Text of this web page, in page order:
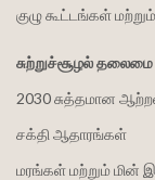
குழு கூட்டங்கள் மற்றும்
சுற்றுச்சூழல் தலைமை
2030 சுத்தமான
சக்தி ஆதாரங்கள்
மரங்கள் மற்றும் மின்